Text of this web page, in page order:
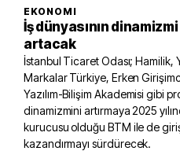
EKONOMI
İş dünyasının
artacak
İstanbul Ticaret Odası; Hamilik,
Markalar Türkiye, Erken
Yazılım-Bilişim Akademisi gibi
dinamizmini artırmaya 2025
kurucusu olduğu BTM ile de
kazandırmayı sürdürecek.